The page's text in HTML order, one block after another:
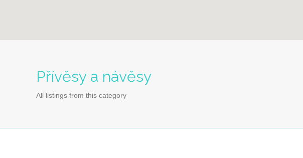
Přívěsy a návěsy
All listings from this category